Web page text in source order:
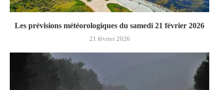
Les prévisions météorologiques du samedi 21 février 2026
21 février 2026